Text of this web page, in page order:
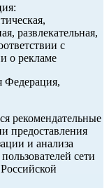
развлекательная,
с
о рекламе
Федерация,
рекомендательные
предоставления
и анализа
сети